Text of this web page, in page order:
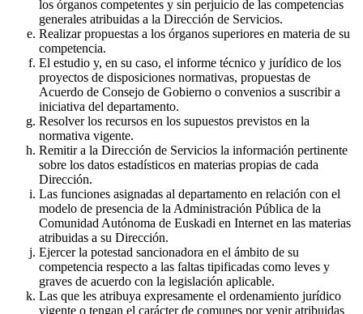
los órganos competentes y sin perjuicio de las competencias
generales atribuidas a la Dirección de Servicios.
Realizar propuestas a los órganos superiores en materia de su
competencia.
El estudio y, en su caso, el informe técnico y jurídico de los
proyectos de disposiciones normativas, propuestas de
Acuerdo de Consejo de Gobierno o convenios a suscribir a
iniciativa del departamento.
Resolver los recursos en los supuestos previstos en la
normativa vigente.
Remitir a la Dirección de Servicios la información pertinente
sobre los datos estadísticos en materias propias de cada
Dirección.
Las funciones asignadas al departamento en relación con el
modelo de presencia de la Administración Pública de la
Comunidad Autónoma de Euskadi en Internet en las materias
atribuidas a su Dirección.
Ejercer la potestad sancionadora en el ámbito de su
competencia respecto a las faltas tipificadas como leves y
graves de acuerdo con la legislación aplicable.
Las que les atribuya expresamente el ordenamiento jurídico
vigente o tengan el carácter de comunes por venir atribuidas